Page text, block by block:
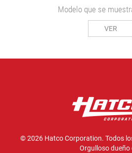
Modelo que se
VER
© 2026 Hatco Corporation. Todos
Orgulloso dueño